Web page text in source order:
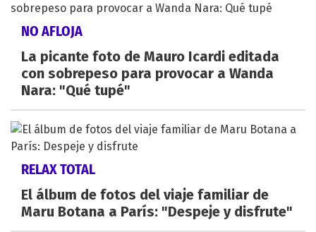
NO AFLOJA
La picante foto de Mauro Icardi editada
con sobrepeso para provocar a Wanda
Nara: "Qué tupé"
RELAX TOTAL
El álbum de fotos del viaje familiar de
Maru Botana a París: "Despeje y disfrute"